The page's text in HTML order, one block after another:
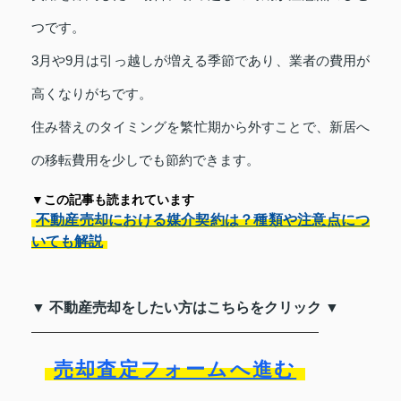
つです。
3月や9月は引っ越しが増える季節であり、業者の費用が
高くなりがちです。
住み替えのタイミングを繁忙期から外すことで、新居へ
の移転費用を少しでも節約できます。
▼この記事も読まれています
不動産売却における媒介契約は？種類や注意点につ
いても解説
▼ 不動産売却をしたい方はこちらをクリック ▼
売却査定フォームへ進む